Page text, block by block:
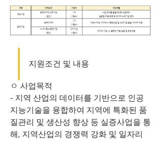
지원조건 및 내용
ㅇ 사업목적
- 지역 산업의 데이터를 기반으로 인공
지능기술을 융합하여 지역에 특화된 품
질관리 및 생산성 향상 등 실증사업을 통
해, 지역산업의 경쟁력 강화 및 일자리